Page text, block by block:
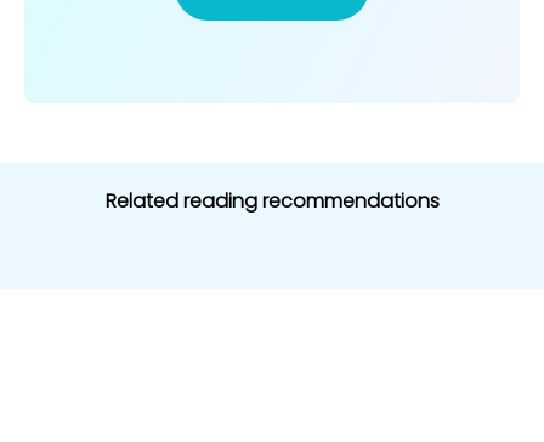
Related reading recommendations